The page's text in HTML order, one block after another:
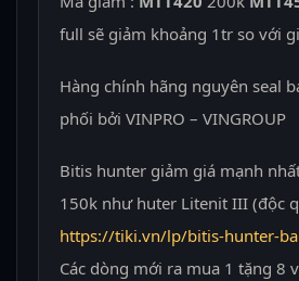
full sẽ giảm khoảng 1tr so với
Hàng chính hãng nguyên seal
phối bởi VINPRO – VINGROUP
Bitis hunter giảm giá mạnh
150k như huter Litenit III (độc
https://tiki.vn/lp/bitis-hunter-
Các dòng mới ra mua 1 tặng 8